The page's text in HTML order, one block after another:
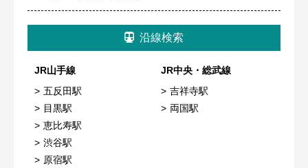
沿線検索
JR山手線
五反田駅
目黒駅
恵比寿駅
渋谷駅
原宿駅
JR中央・総武線
吉祥寺駅
両国駅